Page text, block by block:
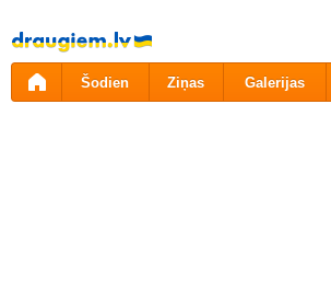
Pāriet
uz
saturu
Šodien Ziņas Galerijas